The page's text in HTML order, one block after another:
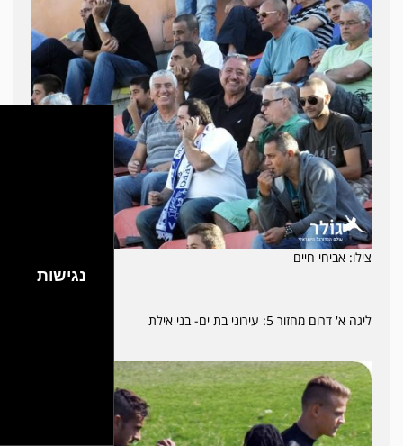
צילו: אביחי חיים
ליגה א' דרום מחזור 5: עירוני בת ים- בני אילת
נגישות